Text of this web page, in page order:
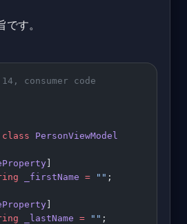
す。
consumer code
class PersonViewModel
]
_firstName = "" ;
]
_lastName = "" ;